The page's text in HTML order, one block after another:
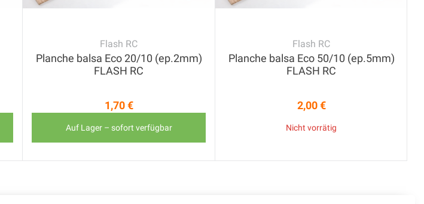
Flash RC
Planche balsa Eco 20/10 (ep.2mm)
FLASH RC
Preis
1,70 €
Auf Lager – sofort verfügbar
Flash RC
Planche balsa Eco 50/10 (ep.5mm)
FLASH RC
Preis
2,00 €
Nicht vorrätig